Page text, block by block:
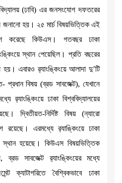
(ঢাবি) এর জনসংযোগ দফতরের
হয়। ২৫ মার্চ বিষয়ভিত্তিক এই
করেছে কিউএস। গতবছর ঢাকা
স্থান পেয়েছিল। প্রতি বছরের
হয়। এবারও র‌্যাংঙ্কিংয়ে আলাদা দু’টি
প্রধান বিষয় (ব্রড সাবজেক্ট), যেখানে
র‌্যাংঙ্কিংয়ে ঢাকা বিশ্ববিদ্যালয়ের
দ্বিতীয়ত-নির্দিষ্ট বিষয় (ন্যারো
রয়েছে। এরমধ্যে র‌্যাঙ্কিংয়ে ঢাকা
স্থান হয়েছে। কিউএস বিষয়ভিত্তিক
ব্রড সাবজেক্ট র‌্যাংঙ্কিংয়ের মধ্যে
ক্যাটাগরিতে বৈশ্বিকভাবে ঢাকা